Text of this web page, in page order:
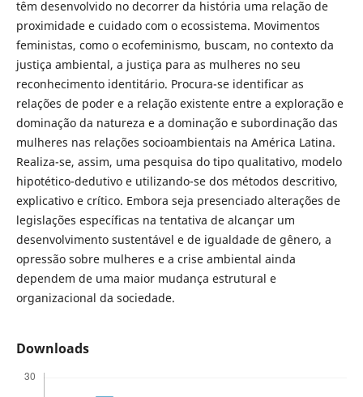
têm desenvolvido no decorrer da história uma relação de
proximidade e cuidado com o ecossistema. Movimentos
feministas, como o ecofeminismo, buscam, no contexto da
justiça ambiental, a justiça para as mulheres no seu
reconhecimento identitário. Procura-se identificar as
relações de poder e a relação existente entre a exploração e
dominação da natureza e a dominação e subordinação das
mulheres nas relações socioambientais na América Latina.
Realiza-se, assim, uma pesquisa do tipo qualitativo, modelo
hipotético-dedutivo e utilizando-se dos métodos descritivo,
explicativo e crítico. Embora seja presenciado alterações de
legislações específicas na tentativa de alcançar um
desenvolvimento sustentável e de igualdade de gênero, a
opressão sobre mulheres e a crise ambiental ainda
dependem de uma maior mudança estrutural e
organizacional da sociedade.
Downloads